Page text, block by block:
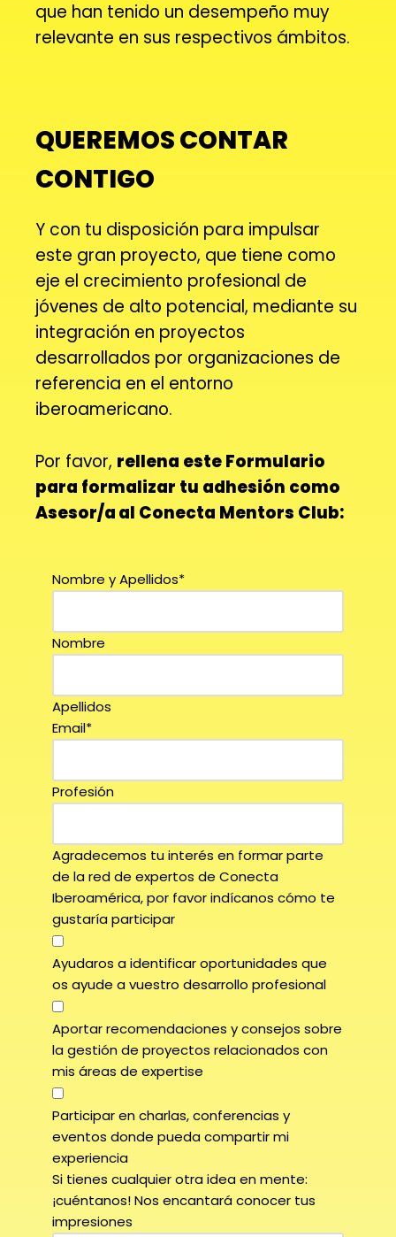
que han tenido un desempeño muy
relevante en sus respectivos ámbitos.
QUEREMOS CONTAR
CONTIGO
Y con tu disposición para impulsar
este gran proyecto, que tiene como
eje el crecimiento profesional de
jóvenes de alto potencial, mediante su
integración en proyectos
desarrollados por organizaciones de
referencia en el entorno
iberoamericano.
Por favor, rellena este Formulario
para formalizar tu adhesión como
Asesor/aal Conecta Mentors Club:
Nombre y Apellidos*
Nombre
Apellidos
Email*
Profesión
Agradecemos tu interés en formar parte
de la red de expertos de Conecta
Iberoamérica, por favor indícanos cómo te
gustaría participar
Ayudaros a identificar oportunidades que
os ayude a vuestro desarrollo profesional
Aportar recomendaciones y consejos sobre
la gestión de proyectos relacionados con
mis áreas de expertise
Participar en charlas, conferencias y
eventos donde pueda compartir mi
experiencia
Si tienes cualquier otra idea en mente:
¡cuéntanos! Nos encantará conocer tus
impresiones